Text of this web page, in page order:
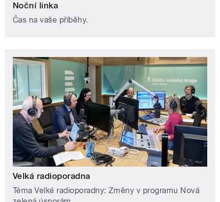
Noční linka
Čas na vaše příběhy.
Velká radioporadna
Téma Velké radioporadny: Změny v programu Nová